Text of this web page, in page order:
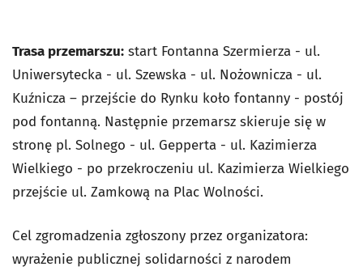
Trasa przemarszu: start Fontanna Szermierza - ul.
Uniwersytecka - ul. Szewska - ul. Nożownicza - ul.
Kuźnicza – przejście do Rynku koło fontanny - postój
pod fontanną. Następnie przemarsz skieruje się w
stronę pl. Solnego - ul. Gepperta - ul. Kazimierza
Wielkiego - po przekroczeniu ul. Kazimierza Wielkiego
przejście ul. Zamkową na Plac Wolności.
Cel zgromadzenia zgłoszony przez organizatora:
wyrażenie publicznej solidarności z narodem